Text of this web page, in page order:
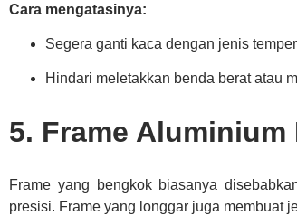
Cara mengatasinya:
Segera ganti kaca dengan jenis
Hindari meletakkan benda berat atau
5. Frame
Frame yang bengkok biasanya
presisi. Frame yang longgar juga membuat